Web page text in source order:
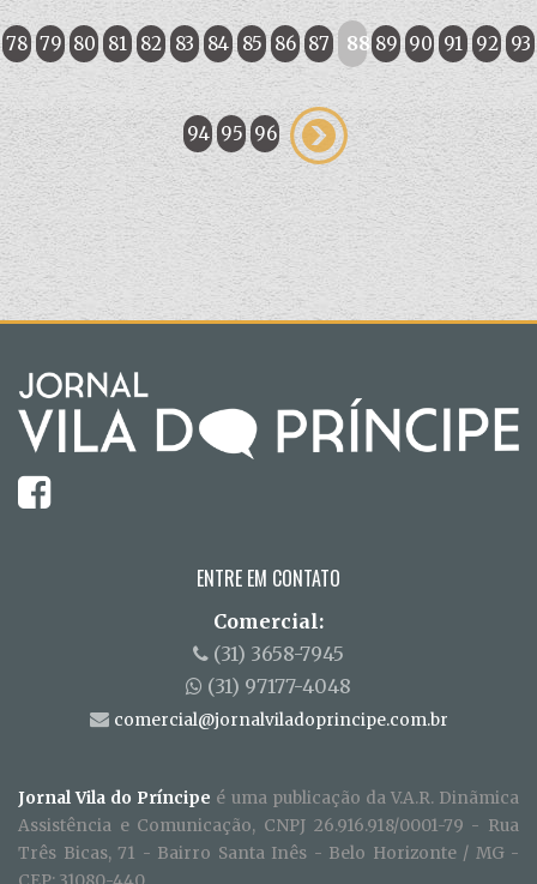
78 79 80 81 82 83 84 85 86 87 88 89 90 91 92 93
94 95 96
ENTRE EM CONTATO
Comercial:
(31) 3658-7945
(31) 97177-4048
comercial@jornalviladoprincipe.com.br
Jornal Vila do Príncipe é uma publicação da V.A.R. Dinãmica
Assistência e Comunicação, CNPJ 26.916.918/0001-79 - Rua
Três Bicas, 71 - Bairro Santa Inês - Belo Horizonte / MG -